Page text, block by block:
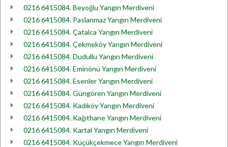
0216 6415084. Beyoğlu Yangın Merdiveni
0216 6415084. Paslanmaz Yangın Merdiveni
0216 6415084. Çatalca Yangın Merdiveni
0216 6415084. Çekmeköy Yangın Merdiveni
0216 6415084. Dudullu Yangın Merdiveni
0216 6415084. Eminönü Yangın Merdiveni
0216 6415084. Esenler Yangın Merdiveni
0216 6415084. Güngören Yangın Merdiveni
0216 6415084. Kadıköy Yangın Merdiveni
0216 6415084. Kağıthane Yangın Merdiveni
0216 6415084. Kartal Yangın Merdiveni
0216 6415084. Küçükçekmece Yangın Merdiveni